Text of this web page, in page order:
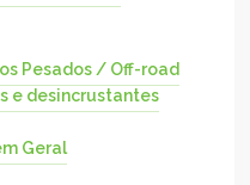
Pesados / Off-road
e desincrustantes
Geral